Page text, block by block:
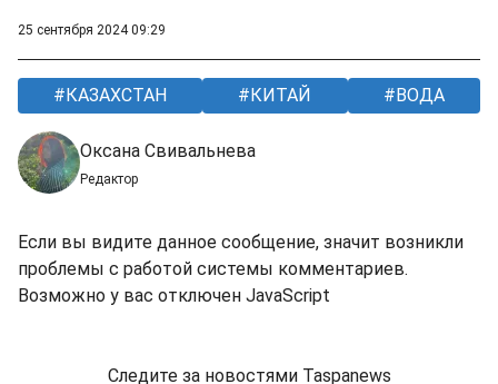
25 сентября 2024 09:29
КАЗАХСТАН КИТАЙ ВОДА
Оксана Свивальнева
Редактор
Если вы видите данное сообщение, значит возникли
проблемы с работой системы комментариев.
Возможно у вас отключен JavaScript
Следите за новостями Taspanews